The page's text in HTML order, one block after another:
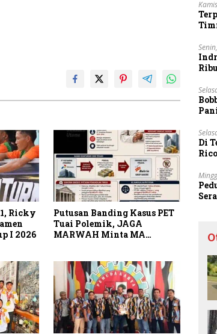
Ricky
I 2026
Putusan Banding Kasus PET
Tuai Polemik, JAGA
MARWAH Minta MA
Di